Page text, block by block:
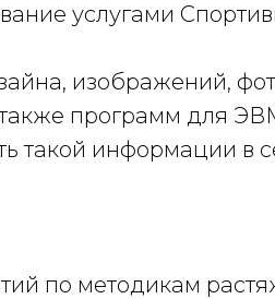
услугами
изображений,
также программ для
такой информации в
по методикам